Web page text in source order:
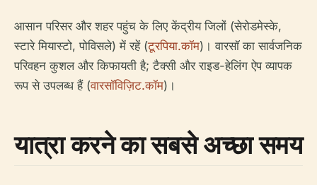
आसान परिसर और शहर पहुंच के लिए केंद्रीय जिलों (सेरोडमेस्के,
स्टारे मियास्टो, पोविसले) में रहें (टूरपिया.कॉम)। वारसॉ का सार्वजनिक
परिवहन कुशल और किफायती है; टैक्सी और राइड-हेलिंग ऐप व्यापक
रूप से उपलब्ध हैं (वारसॉविज़िट.कॉम)।
यात्रा करने का सबसे अच्छा समय